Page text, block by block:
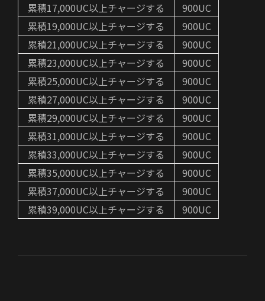
累積17,000UC以上チャージする
900UC
累積19,000UC以上チャージする
900UC
累積21,000UC以上チャージする
900UC
累積23,000UC以上チャージする
900UC
累積25,000UC以上チャージする
900UC
累積27,000UC以上チャージする
900UC
累積29,000UC以上チャージする
900UC
累積31,000UC以上チャージする
900UC
累積33,000UC以上チャージする
900UC
累積35,000UC以上チャージする
900UC
累積37,000UC以上チャージする
900UC
累積39,000UC以上チャージする
900UC